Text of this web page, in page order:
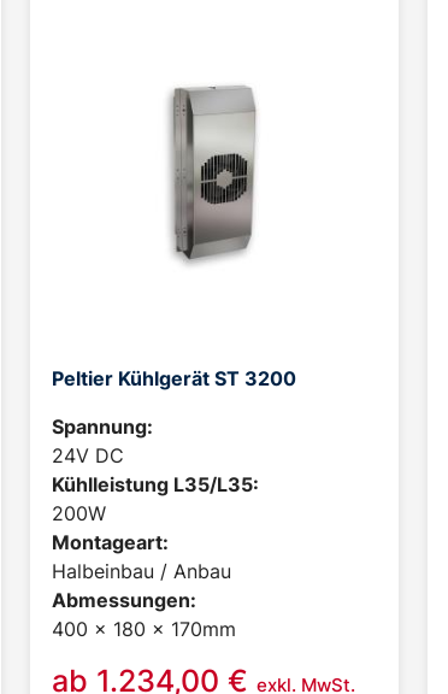
Peltier Kühlgerät ST 3200
Spannung:
24V DC
Kühlleistung L35/L35:
200W
Montageart:
Halbeinbau / Anbau
Abmessungen:
400 x 180 x 170mm
ab 1.234,00 € exkl. MwSt.